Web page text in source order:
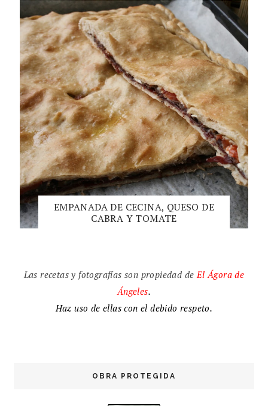
EMPANADA DE CECINA, QUESO DE
CABRA Y TOMATE
Las recetas y fotografías son propiedad de ElÁgora de
Ángeles.
Haz uso de ellas con el debido respeto.
OBRA PROTEGIDA